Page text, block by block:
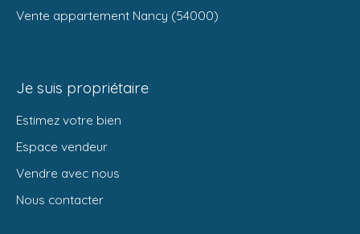
Vente appartement Nancy (54000)
Je suis propriétaire
Estimez votre bien
Espace vendeur
Vendre avec nous
Nous contacter